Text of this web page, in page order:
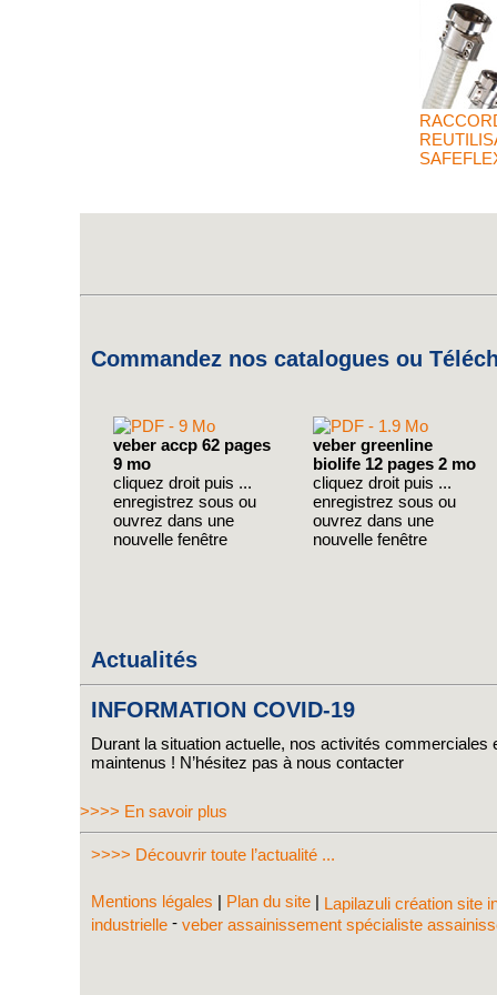
Commandez nos catalogues ou
veber accp 62 pages
9 mo
cliquez droit puis ...
enregistrez sous ou
ouvrez dans une
nouvelle fenêtre
veber greenline
biolife 12 pages 2 mo
cliquez droit puis ...
enregistrez sous ou
ouvrez dans une
nouvelle fenêtre
Actualités
INFORMATION COVID-19
Durant la situation actuelle, nos activités commerciales
maintenus ! N’hésitez pas à nous contacter
>>>> En savoir plus
>>>> Découvrir toute l’actualité ...
Mentions légales | Plan du site | Lapilazuli création site
industrielle - veber assainissement spécialiste